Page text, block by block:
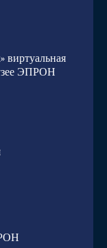
виртуальная
ЭПРОН